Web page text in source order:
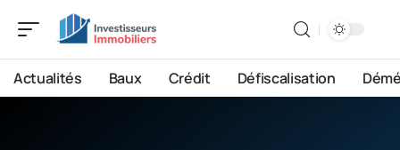
Actualités Baux Crédit Défiscalisation